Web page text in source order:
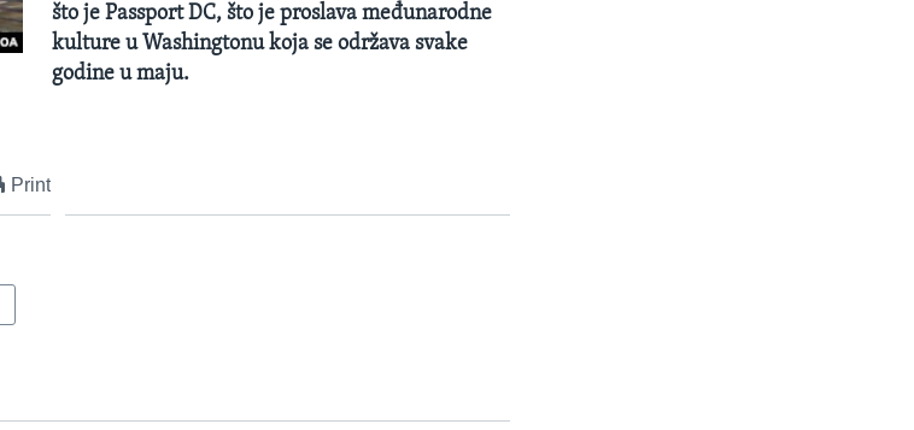
što je Passport DC, što je proslava međunarodne
kulture u Washingtonu koja se održava svake
godine u maju.
Print